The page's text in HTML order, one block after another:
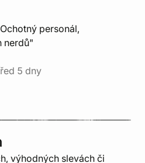
personál,
nerdů"
5 dny
výhodných slevách či